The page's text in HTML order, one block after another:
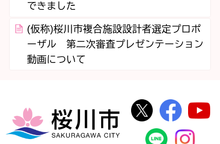
できました
(仮称)桜川市複合施設設計者選定プロポ
ーザル 第二次審査プレゼンテーション
動画について
桜川市
桜川市公式
桜川
桜川市公